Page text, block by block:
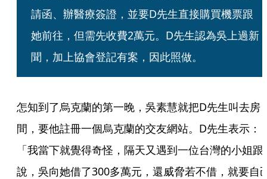
請函、辦醫療簽證，並要D先生直接購買機票跟
她前往，但需先收費2萬元。D先生認為吳上過新
聞，加上協會登記有案，因此照做。
怎知到了烏克蘭的第一晚，吳素慧就把D先生叫去房
間，要他註冊一個烏克蘭的交友網站。D先生表示：
「我當下就覺得奇怪，隔天又遇到一位台灣的小姐跟
說，吳向她借了300多萬元，還威脅若不借，就要自